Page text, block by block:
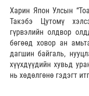
Харин Япон Улсын
Такэбэ Цутомү
гүрвэлийн олдвор
бөгөөд ховор ан
дагшин байгаль,
хүүхдүүдийн хувьд
нь хөдөлгөнө гэдэгт